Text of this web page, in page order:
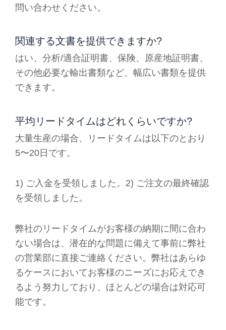
問い合わせください。
関連する文書を提供できますか?
はい、分析/適合証明書、保険、原産地証明書、
その他必要な輸出書類など、幅広い書類を提供
できます。
平均リードタイムはどれくらいですか?
大量生産の場合、リードタイムは以下のとおり
5〜20日です。
1) ご入金を受領しました。2) ご注文の最終確認
を受領しました。
弊社のリードタイムがお客様の納期に間に合わ
ない場合は、潜在的な問題に備えて事前に弊社
の営業部に直接ご連絡ください。弊社はあらゆ
るケースにおいてお客様のニーズにお応えでき
るよう努力しており、ほとんどの場合は対応可
能です。